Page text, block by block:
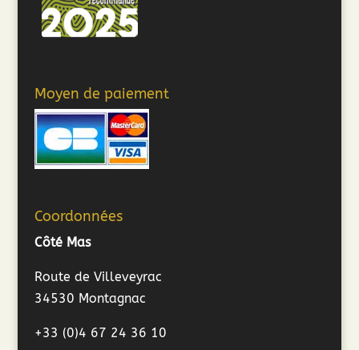
Moyen de paiement
Coordonnées
Côté Mas
Route de Villeveyrac
34530 Montagnac
+33 (0)4 67 24 36 10